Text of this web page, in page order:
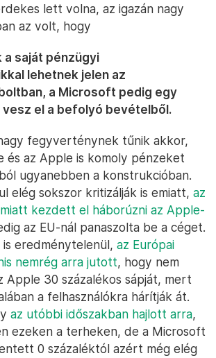
lett volna, az igazán nagy
az volt, hogy
saját pénzügyi
lehetnek jelen az
a Microsoft pedig egy
el a befolyó bevételből.
fegyverténynek tűnik akkor,
és az Apple is komoly pénzeket
ugyanebben a konstrukcióban.
elég sokszor kritizálják is emiatt, az
kezdett el háborúzni az Apple-
az EU-nál panaszolta be a céget.
is eredménytelenül, az Európai
nemrég arra jutott, hogy nem
Apple 30 százalékos sápját, mert
a felhasználókra hárítják át.
az utóbbi időszakban hajlott arra,
ezeken a terheken, de a Microsoft
0 százaléktól azért még elég